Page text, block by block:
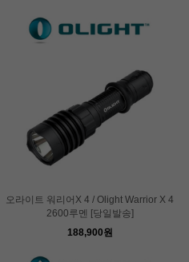
오라이트 워리어X 4 / Olight Warrior X 4
2600루멘 [당일발송]
188,900원